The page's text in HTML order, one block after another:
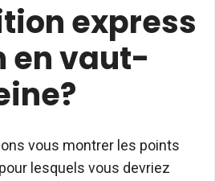
express
en vaut-
vous montrer les points
lesquels vous devriez